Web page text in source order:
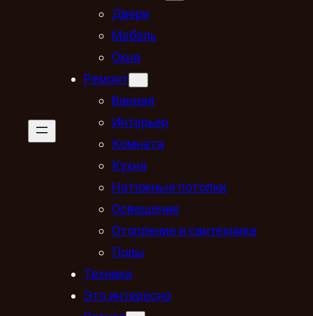
Двери
Мебель
Окна
Ремонт
Ванная
Интерьер
Комната
Кухня
Натяжные потолки
Освещение
Отопление и сантехника
Полы
Техника
Это интересно